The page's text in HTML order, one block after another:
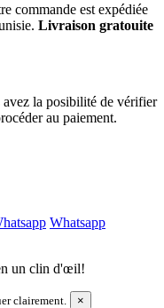
commande est expédiée
Livraison gratouite
la posibilité de vérifier
au paiement.
Whatsapp
un clin d'œil!
clairement. ×